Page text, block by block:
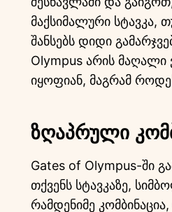
მაქსიმალური სტავკა,
შანსებს დიდი
Olympus არის მაღალი
იყოფიან, მაგრამ
ზღაპრული
Gates of Olympus-ში
თქვენს სტავკაზე,
რამდენიმე